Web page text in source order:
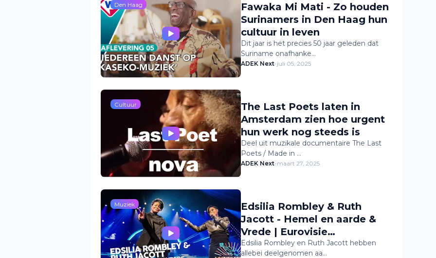
Den Haag
Fawaka Mi Mati - Zo houden
Surinamers in Den Haag hun
cultuur in leven
Dit jaar is het precies 50 jaar geleden dat
Suriname onafhanke…
ADEK Next-juli 05, 2025
Cultuur
The Last Poets laten in
Amsterdam zien hoe urgent
hun werk nog steeds is
Deel uit muzikale documentaire The Last
Poets / Made in …
ADEK Next-maart 27, 2025
Muziek
Edsilia Rombley & Ruth
Jacott - Hemel en aarde &
Vrede | Eurovisie
Songfestival
Edsilia Rombley en Ruth Jacott hebben
allebei deelgenomen aa…